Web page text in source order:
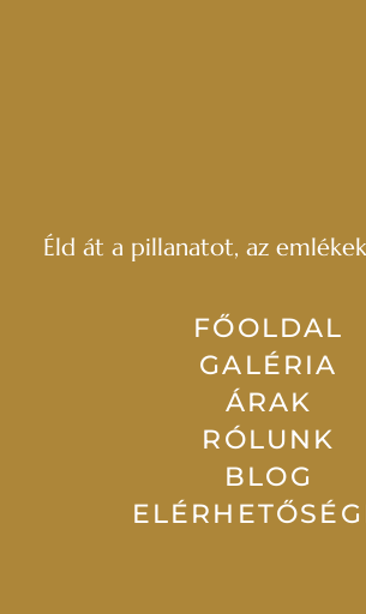
Éld át a pillanatot, az
FŐOLDAL
GALÉRIA
ÁRAK
RÓLUNK
BLOG